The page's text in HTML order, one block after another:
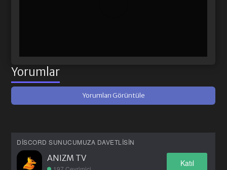
Yorumlar
Yorumları Görüntüle
DISCORD SUNUCUMUZA DAVETLISIN
ANIZM TV Katıl